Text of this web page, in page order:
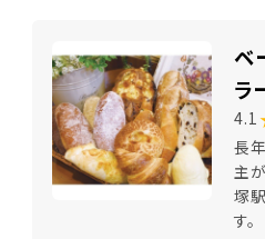
ベ
ラ
4.1
長
主
塚
す。